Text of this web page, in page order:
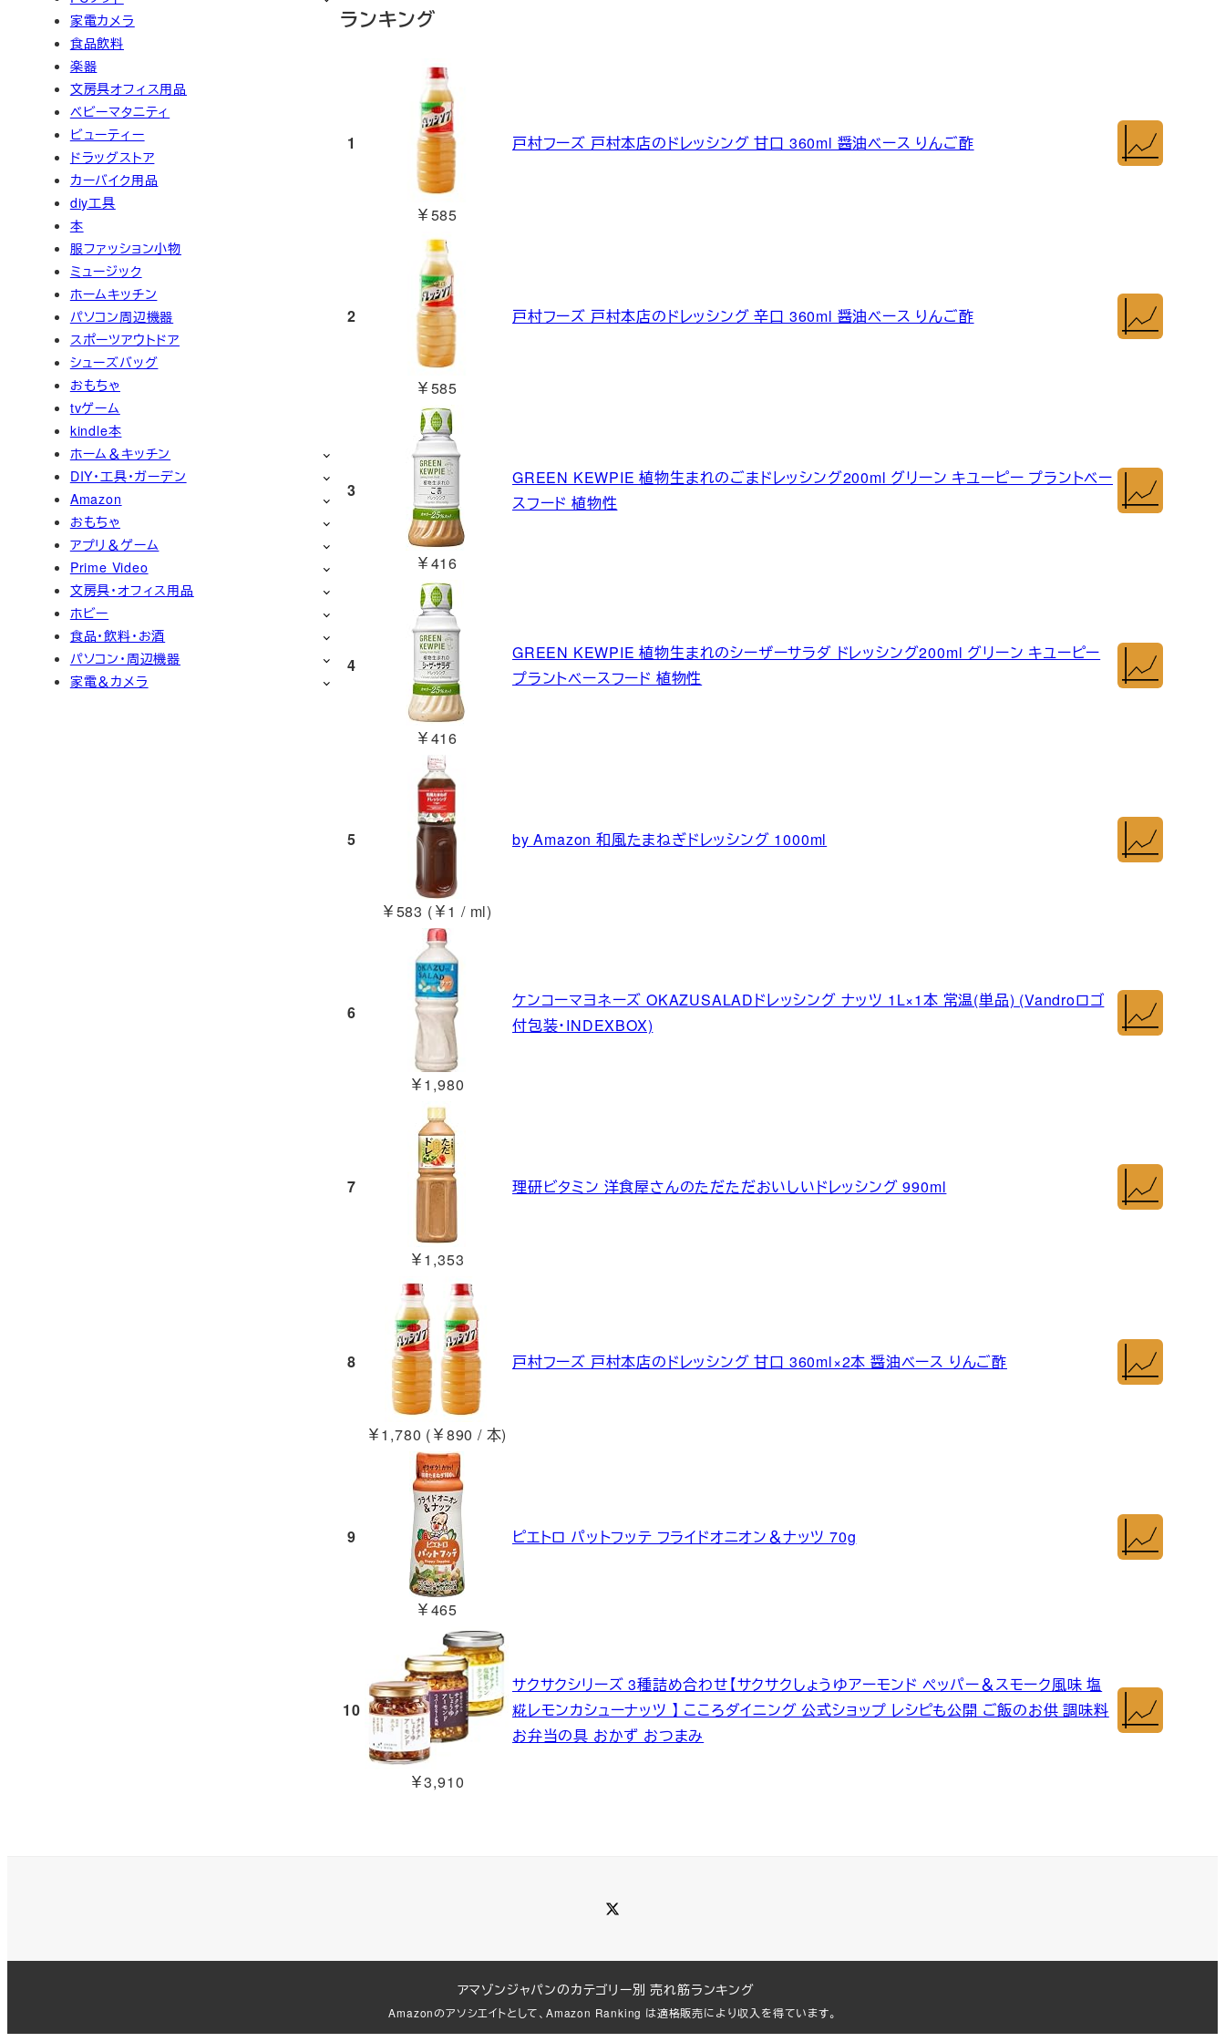
ランキング
1
￥585
戸村フーズ 戸村本店のドレッシング 甘口 360ml 醤油ベース りんご酢
2
￥585
戸村フーズ 戸村本店のドレッシング 辛口 360ml 醤油ベース りんご酢
3
￥416
GREEN KEWPIE 植物生まれのごまドレッシング200ml グリーン キユーピー プラントベー
スフード 植物性
4
￥416
GREEN KEWPIE 植物生まれのシーザーサラダ ドレッシング200ml グリーン キユーピー
プラントベースフード 植物性
5
￥583 (￥1 / ml)
by Amazon 和風たまねぎドレッシング 1000ml
6
￥1,980
ケンコーマヨネーズ OKAZUSALADドレッシング ナッツ 1L×1本 常温(単品) (Vandroロゴ
付包装・INDEXBOX)
7
￥1,353
理研ビタミン 洋食屋さんのただただおいしいドレッシング 990ml
8
￥1,780 (￥890 / 本)
戸村フーズ 戸村本店のドレッシング 甘口 360ml×2本 醤油ベース りんご酢
9
￥465
ピエトロ パットフッテ フライドオニオン＆ナッツ 70g
10
￥3,910
サクサクシリーズ 3種詰め合わせ【サクサクしょうゆアーモンド ペッパー＆スモーク風味 塩
糀レモンカシューナッツ 】 こころダイニング 公式ショップ レシピも公開 ご飯のお供 調味料
お弁当の具 おかず おつまみ
家電カメラ
食品飲料
楽器
文房具オフィス用品
ベビーマタニティ
ビューティー
ドラッグストア
カーバイク用品
diy工具
本
服ファッション小物
ミュージック
ホームキッチン
パソコン周辺機器
スポーツアウトドア
シューズバッグ
おもちゃ
tvゲーム
kindle本
ホーム＆キッチン
DIY・工具・ガーデン
Amazon
おもちゃ
アプリ＆ゲーム
Prime Video
文房具・オフィス用品
ホビー
食品・飲料・お酒
パソコン・周辺機器
家電＆カメラ
アマゾンジャパンのカテゴリー別 売れ筋ランキング
Amazonのアソシエイトとして、Amazon Ranking は適格販売により収入を得ています。